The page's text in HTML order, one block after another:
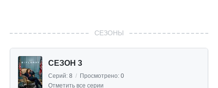
СЕЗОНЫ
СЕЗОН 3
Серий: 8 / Просмотрено: 0
Отметить все серии